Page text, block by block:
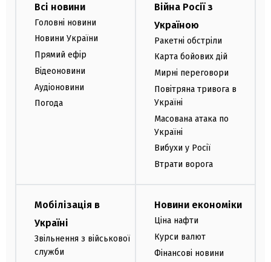
Всі новини
Головні новини
Новини України
Прямий ефір
Відеоновини
Аудіоновини
Погода
Війна Росії з
Україною
Ракетні обстріли
Карта бойових дій
Мирні переговори
Повітряна тривога в
Україні
Масована атака по
Україні
Вибухи у Росії
Втрати ворога
Мобілізація в
Україні
Звільнення з військової
служби
Новини економіки
Ціна нафти
Курси валют
Фінансові новини